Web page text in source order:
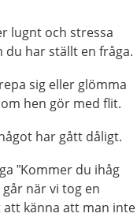
lugnt och stressa
du har ställt en fråga.
sig eller glömma
hen gör med flit.
har gått dåligt.
”Kommer du ihåg
går när vi tog en
känna att man inte